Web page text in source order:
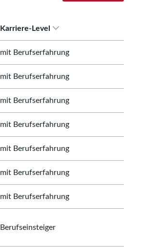
Karriere-Level
mit Berufserfahrung
mit Berufserfahrung
mit Berufserfahrung
mit Berufserfahrung
mit Berufserfahrung
mit Berufserfahrung
mit Berufserfahrung
Berufseinsteiger